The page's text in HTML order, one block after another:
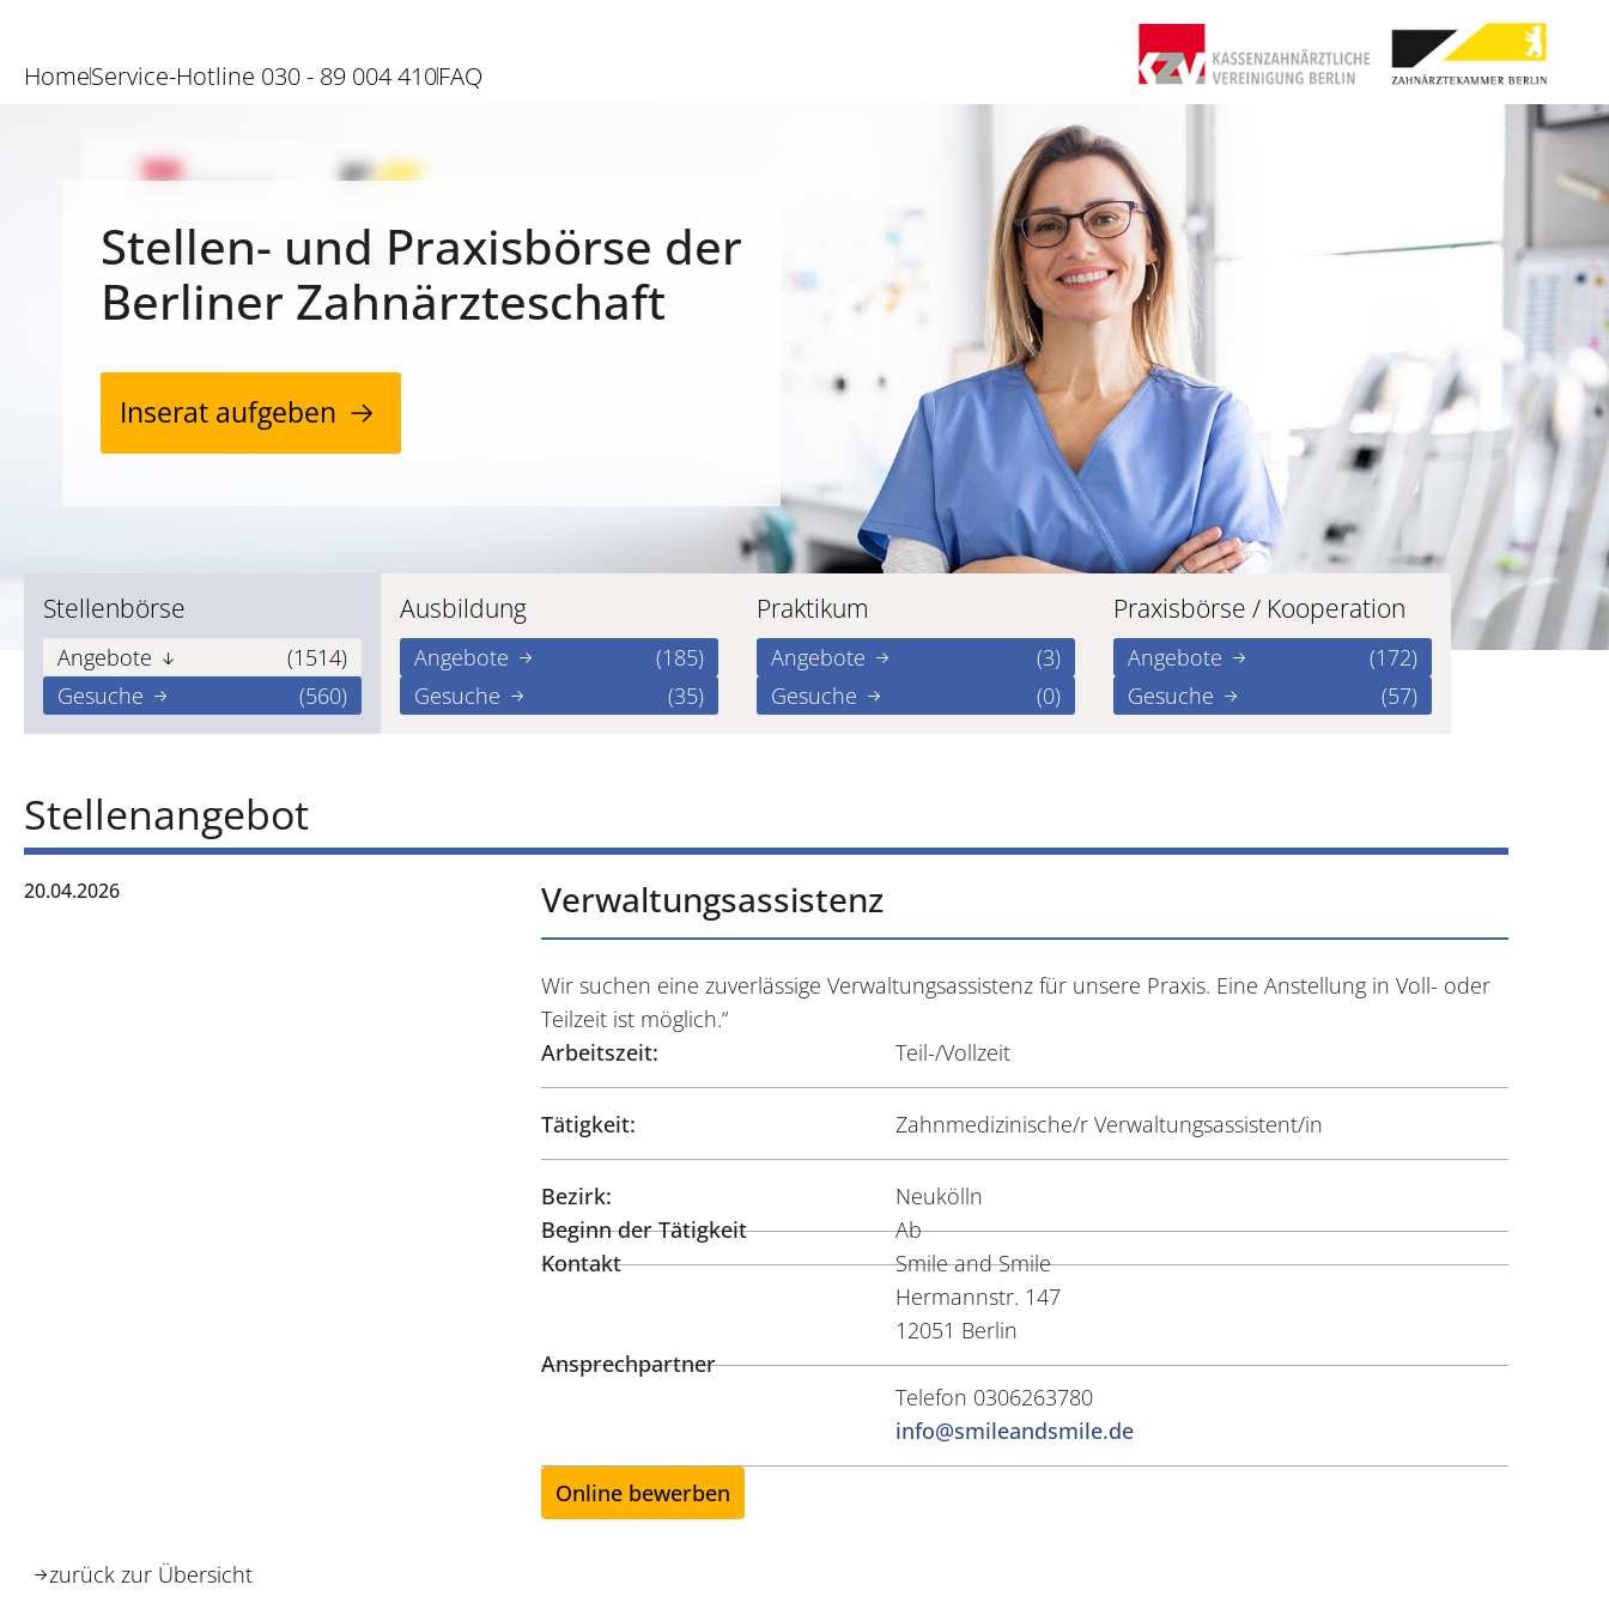
HomeService-Hotline 030 - 89 004 410FAQ
Stellen- und Praxisbörse der
Berliner Zahnärzteschaft
Inserat aufgeben
Stellenbörse
Angebote
(1514)
Gesuche
(560)
Ausbildung
Angebote
(185)
Gesuche
(35)
Praktikum
Angebote
(3)
Gesuche
(0)
Praxisbörse / Kooperation
Angebote
(172)
Gesuche
(57)
Stellenangebot
20.04.2026 Verwaltungsassistenz
Wir suchen eine zuverlässige Verwaltungsassistenz für unsere Praxis. Eine Anstellung in Voll- oder
Teilzeit ist möglich.“
Arbeitszeit:
Teil-/Vollzeit
Tätigkeit: Zahnmedizinische/r Verwaltungsassistent/in
Bezirk:
Neukölln
Beginn der Tätigkeit
Ab
Kontakt
Smile and Smile
Hermannstr. 147
12051 Berlin
Ansprechpartner
Telefon 0306263780
info@smileandsmile.de
Online bewerben
zurück zur Übersicht